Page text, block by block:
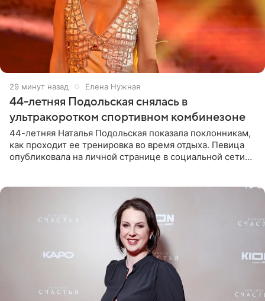
29 минут назад Елена Нужная
44-летняя Подольская снялась в
ультракоротком спортивном комбинезоне
44-летняя Наталья Подольская показала поклонникам,
как проходит ее тренировка во время отдыха. Певица
опубликовала на личной странице в социальной сети